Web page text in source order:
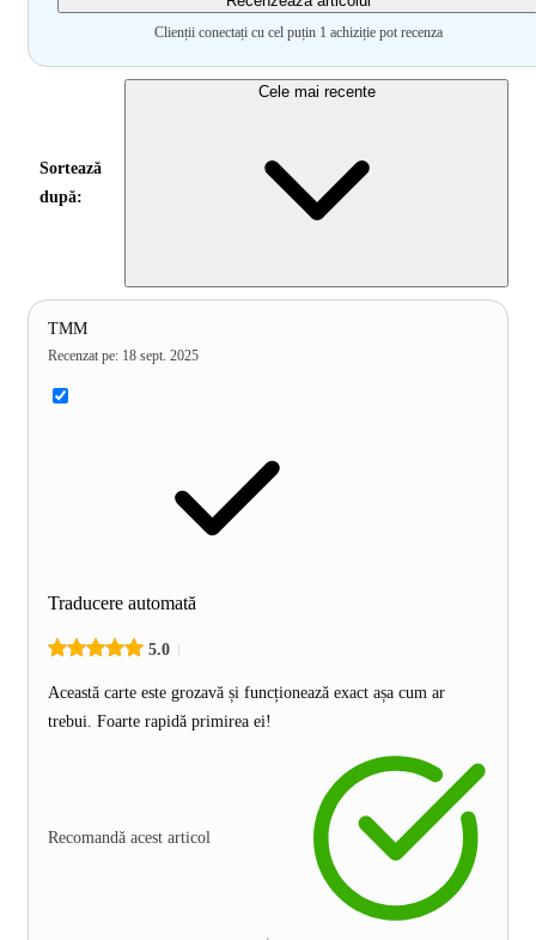
Clienții conectați cu cel puțin 1 achiziție pot recenza
Sortează
după:
Cele mai recente
TMM
Recenzat pe: 18 sept. 2025
Traducere automată
5.0
Această carte este grozavă și funcționează exact așa cum ar
trebui. Foarte rapidă primirea ei!
Recomandă acest articol